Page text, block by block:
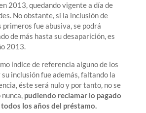
2013, quedando vigente a día de
No obstante, si la inclusión de
primeros fue abusiva, se podrá
de más hasta su desaparición, es
2013.
índice de referencia alguno de los
su inclusión fue además, faltando la
éste será nulo y por tanto, no se
pudiendo reclamar lo pagado
los años del préstamo.